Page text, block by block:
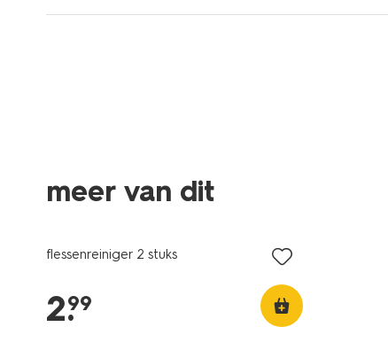
meer van dit
flessenreiniger 2 stuks
2.
99